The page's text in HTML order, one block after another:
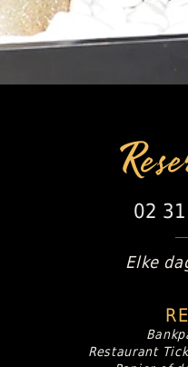
02
Elke
Restaurant